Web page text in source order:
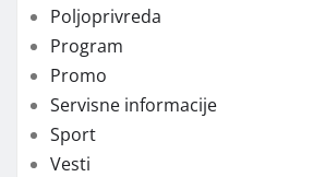
Poljoprivreda
Program
Promo
Servisne informacije
Sport
Vesti